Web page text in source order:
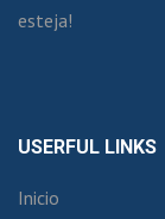
esteja!
USERFUL LINKS
Inicio